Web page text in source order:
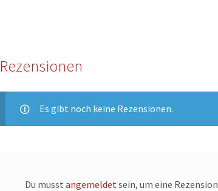
Rezensionen
Es gibt noch keine Rezensionen.
Du musstangemeldet sein, um eine Rezension